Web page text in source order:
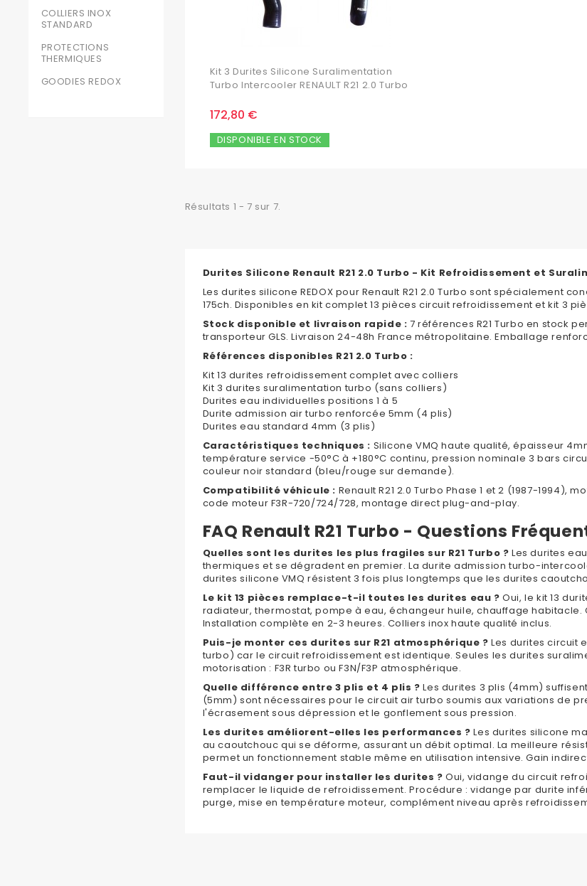
COLLIERS INOX
STANDARD
PROTECTIONS
THERMIQUES
GOODIES REDOX
Kit 3 Durites Silicone Suralimentation
Turbo Intercooler RENAULT R21 2.0 Turbo
172,80 €
DISPONIBLE EN STOCK
Résultats 1 - 7 sur 7.
Durites Silicone Renault R21 2.0 Turbo - Kit Refroidissement et
Les durites silicone REDOX pour Renault R21 2.0 Turbo sont spécialement
175ch. Disponibles en kit complet 13 pièces circuit refroidissement et kit 3
Stock disponible et livraison rapide : 7 références R21 Turbo en stock
transporteur GLS. Livraison 24-48h France métropolitaine. Emballage
Références disponibles R21 2.0 Turbo :
Kit 13 durites refroidissement complet avec colliers
Kit 3 durites suralimentation turbo (sans colliers)
Durites eau individuelles positions 1 à 5
Durite admission air turbo renforcée 5mm (4 plis)
Durites eau standard 4mm (3 plis)
Caractéristiques techniques : Silicone VMQ haute qualité, épaisseur
température service -50°C à +180°C continu, pression nominale 3 bars
couleur noir standard (bleu/rouge sur demande).
Compatibilité véhicule : Renault R21 2.0 Turbo Phase 1 et 2 (1987-1994),
code moteur F3R-720/724/728, montage direct plug-and-play.
FAQ Renault R21 Turbo - Questions
Quelles sont les durites les plus fragiles sur R21 Turbo ? Les durites
thermiques et se dégradent en premier. La durite admission turbo-
durites silicone VMQ résistent 3 fois plus longtemps que les durites
Le kit 13 pièces remplace-t-il toutes les durites eau ? Oui, le kit 13
radiateur, thermostat, pompe à eau, échangeur huile, chauffage
Installation complète en 2-3 heures. Colliers inox haute qualité inclus.
Puis-je monter ces durites sur R21 atmosphérique ? Les durites circuit
turbo) car le circuit refroidissement est identique. Seules les durites
motorisation : F3R turbo ou F3N/F3P atmosphérique.
Quelle différence entre 3 plis et 4 plis ? Les durites 3 plis (4mm)
(5mm) sont nécessaires pour le circuit air turbo soumis aux variations de
l'écrasement sous dépression et le gonflement sous pression.
Les durites améliorent-elles les performances ? Les durites silicone
au caoutchouc qui se déforme, assurant un débit optimal. La meilleure
permet un fonctionnement stable même en utilisation intensive. Gain
Faut-il vidanger pour installer les durites ? Oui, vidange du circuit
remplacer le liquide de refroidissement. Procédure : vidange par durite
purge, mise en température moteur, complément niveau après